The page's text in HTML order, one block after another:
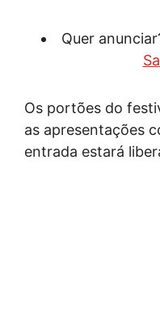
Quer
Os portões do
as apresentações
entrada estará